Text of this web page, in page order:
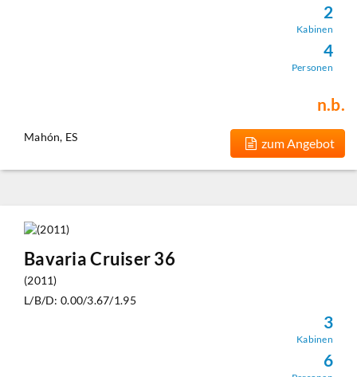
2
Kabinen
4
Personen
n.b.
Mahón, ES zum Angebot
Bavaria Cruiser 36
(2011)
L/B/D: 0.00/3.67/1.95
3
Kabinen
6